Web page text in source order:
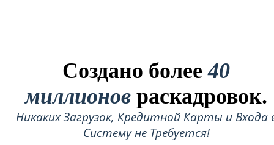
Создано более40
миллионов раскадровок.
Никаких Загрузок, Кредитной Карты и Входа
Систему не Требуется!